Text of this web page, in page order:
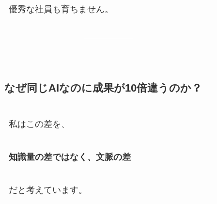
優秀な社員も育ちません。
なぜ同じAIなのに成果が10倍違うのか？
私はこの差を、
知識量の差ではなく、文脈の差
だと考えています。